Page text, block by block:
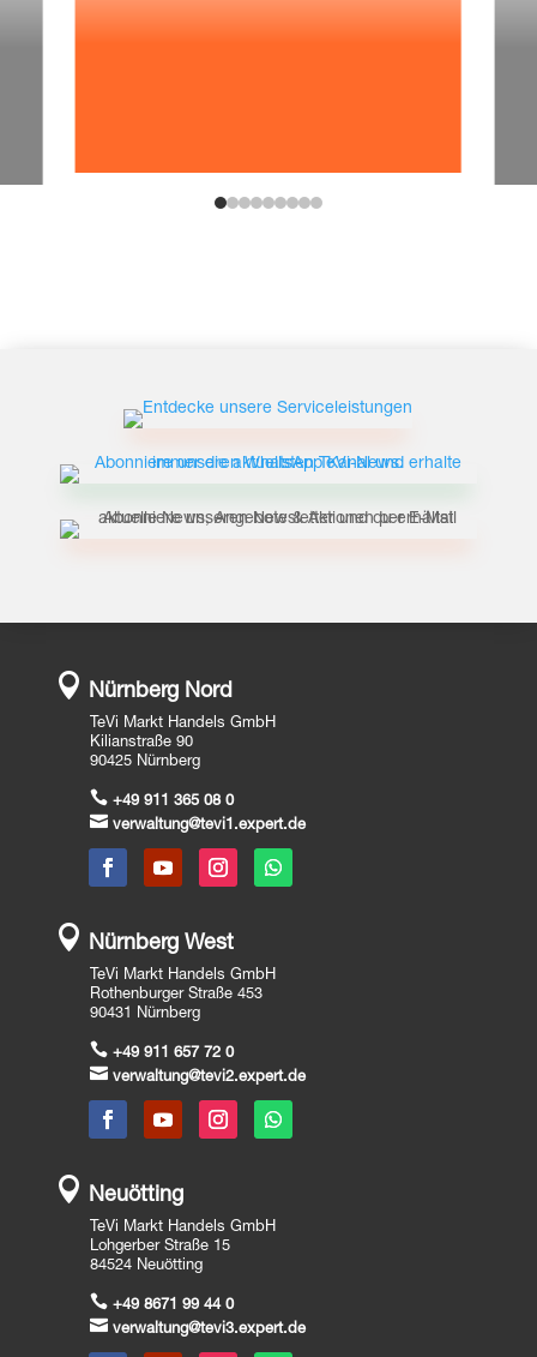
 Nürnberg Nord
TeVi Markt Handels GmbH
Kilianstraße 90
90425 Nürnberg
 +49 911 365 08 0
 verwaltung@tevi1.expert.de
 Nürnberg West
TeVi Markt Handels GmbH
Rothenburger Straße 453
90431 Nürnberg
 +49 911 657 72 0
 verwaltung@tevi2.expert.de
 Neuötting
TeVi Markt Handels GmbH
Lohgerber Straße 15
84524 Neuötting
 +49 8671 99 44 0
 verwaltung@tevi3.expert.de